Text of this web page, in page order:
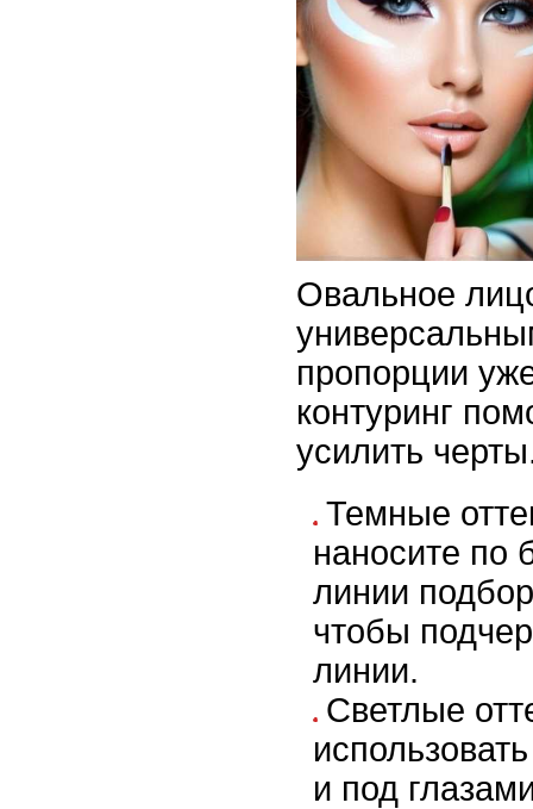
Овальное
пропорции
контуринг
усилить
Темные
наносите по
линии
чтобы
линии.
Светлые
и под